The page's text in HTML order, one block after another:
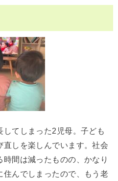
てしまった2児母。子ども
しを楽しんでいます。社会
時間は減ったものの、かなり
住んでしまったので、もう老